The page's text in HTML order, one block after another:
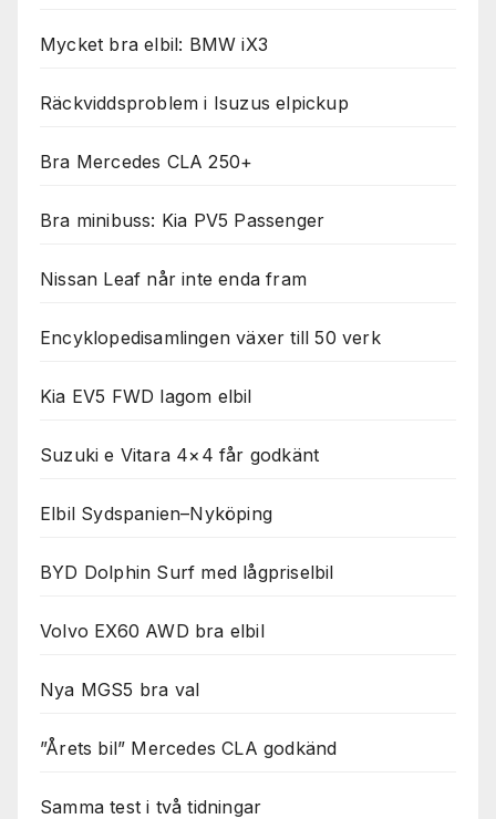
Mycket bra elbil: BMW iX3
Räckviddsproblem i Isuzus elpickup
Bra Mercedes CLA 250+
Bra minibuss: Kia PV5 Passenger
Nissan Leaf når inte enda fram
Encyklopedisamlingen växer till 50 verk
Kia EV5 FWD lagom elbil
Suzuki e Vitara 4×4 får godkänt
Elbil Sydspanien–Nyköping
BYD Dolphin Surf med lågpriselbil
Volvo EX60 AWD bra elbil
Nya MGS5 bra val
”Årets bil” Mercedes CLA godkänd
Samma test i två tidningar